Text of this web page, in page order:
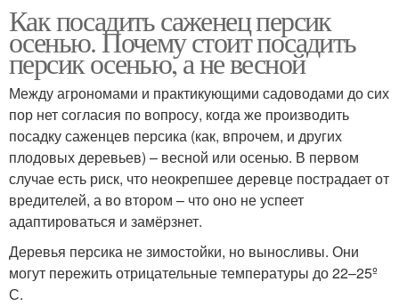
Как посадить саженец персик
осенью. Почему стоит посадить
персик осенью, а не весной
Между агрономами и практикующими садоводами до сих
пор нет согласия по вопросу, когда же производить
посадку саженцев персика (как, впрочем, и других
плодовых деревьев) – весной или осенью. В первом
случае есть риск, что неокрепшее деревце пострадает от
вредителей, а во втором – что оно не успеет
адаптироваться и замёрзнет.
Деревья персика не зимостойки, но выносливы. Они
могут пережить отрицательные температуры до 22–25º
С.